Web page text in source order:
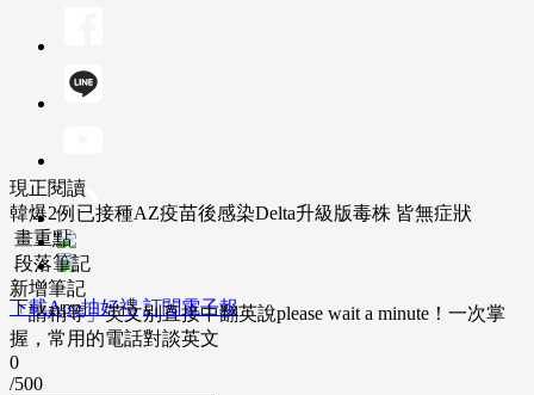
下載App抽好禮 訂閱電子報
現正閱讀
韓爆2例已接種AZ疫苗後感染Delta升級版毒株 皆無症狀
畫重點
段落筆記
新增筆記
「請稍等」英文別直接中翻英說please wait a minute！一次掌
握，常用的電話對談英文
0
/500